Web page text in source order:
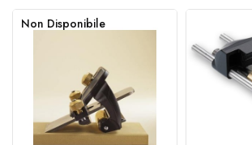
Non Disponibile